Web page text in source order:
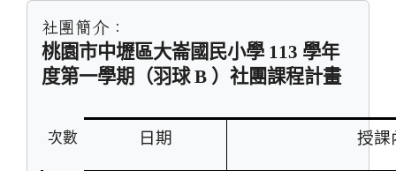
社團簡介：
桃園市中壢區大崙國民小學 113 學年
度第一學期（羽球 B ）社團課程計畫
次數 日期 授課